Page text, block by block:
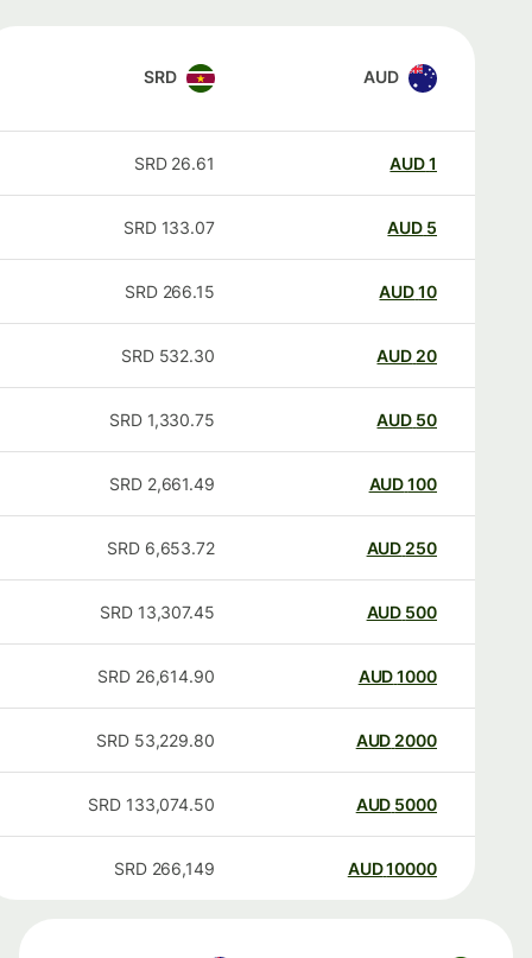
AUD
SRD
AUD
26.61
SRD
AUD
133.07
SRD
AUD
266.15
SRD
20
AUD
532.30
SRD
50
AUD
1,330.75
SRD
100
AUD
2,661.49
SRD
250
AUD
6,653.72
SRD
500
AUD
13,307.45
SRD
1000
AUD
26,614.90
SRD
2000
AUD
53,229.80
SRD
5000
AUD
133,074.50
SRD
10000
AUD
266,149
SRD